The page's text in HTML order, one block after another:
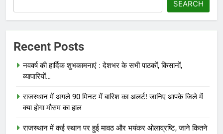
SEARCH
Recent Posts
नववर्ष की हार्दिक शुभकामनाएं : देशभर के सभी पाठकों, किसानों,
व्यापारियों…
राजस्थान में अगले 90 मिनट में बारिश का अलर्ट! जानिए आपके जिले में
क्या होगा मौसम का हाल
राजस्थान में कई स्थान पर हुई मावठ और भयंकर ओलाव्रष्टि, जाने कितने